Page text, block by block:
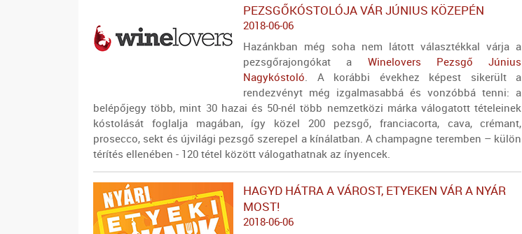
PEZSGŐKÓSTOLÓJA VÁR JÚNIUS KÖZEPÉN
2018-06-06
Hazánkban még soha nem látott választékkal várja a
pezsgőrajongókat a Winelovers Pezsgő Június
Nagykóstoló . A korábbi évekhez képest sikerült a
rendezvényt még izgalmasabbá és vonzóbbá tenni: a
belépőjegy több, mint 30 hazai és 50-nél több nemzetközi márka válogatott tételeinek
kóstolását foglalja magában, így közel 200 pezsgő, franciacorta, cava, crémant,
prosecco, sekt és újvilági pezsgő szerepel a kínálatban. A champagne teremben – külön
térítés ellenében - 120 tétel között válogathatnak az ínyencek.
HAGYD HÁTRA A VÁROST, ETYEKEN VÁR A NYÁR
MOST!
2018-06-06